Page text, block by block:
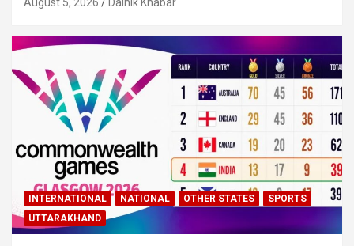
August 5, 2026 Dainik Khabar
INTERNATIONAL NATIONAL OTHER STATES
SPORTS
UTTARAKHAND